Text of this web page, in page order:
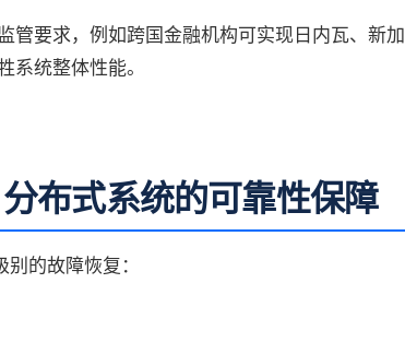
管要求，例如跨国金融机构可实现日内瓦、新加
系统整体性能。
布式系统的可靠性保障
的故障恢复：